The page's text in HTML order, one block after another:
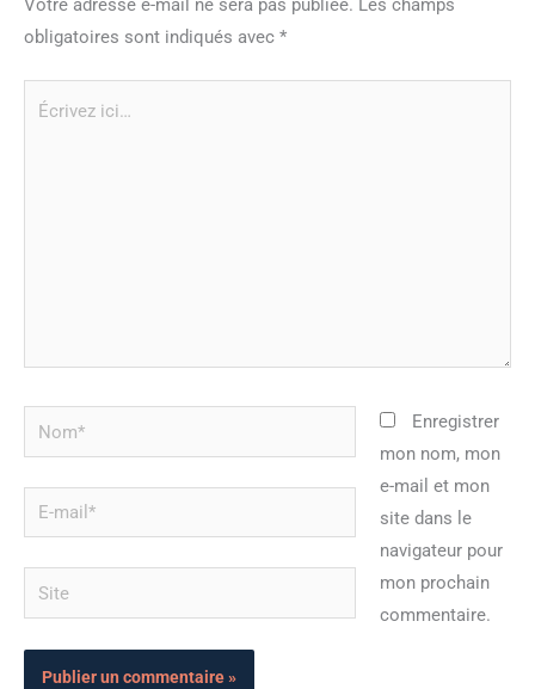
Votre adresse e-mail ne sera pas publiée. Les champs
obligatoires sont indiqués avec *
Nom*
mail*
Site
Enregistrer
mon nom, mon
e-mail et mon
site dans le
navigateur pour
mon prochain
commentaire.